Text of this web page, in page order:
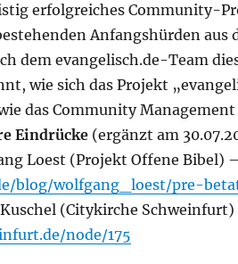
erfolgreiches Community-
Anfangshürden aus
dem evangelisch.de-Team
wie sich das Projekt
das Community
Eindrücke (ergänzt am
Loest (Projekt Offene Bibel)
blog/wolfgang_loest/pre-
(Citykirche
node/175